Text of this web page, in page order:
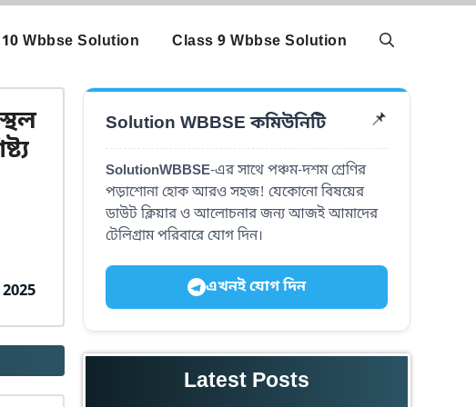
Wbbse Solution Class 9 Wbbse Solution
Solution WBBSE কমিউনিটি 📌
SolutionWBBSE-এর সাথে পঞ্চম-দশম শ্রেণির
পড়াশোনা হোক আরও সহজ! যেকোনো বিষয়ের
ডাউট ক্লিয়ার ও আলোচনার জন্য আজই আমাদের
টেলিগ্রাম পরিবারে যোগ দিন।
এখনই যোগ দিন
Latest Posts